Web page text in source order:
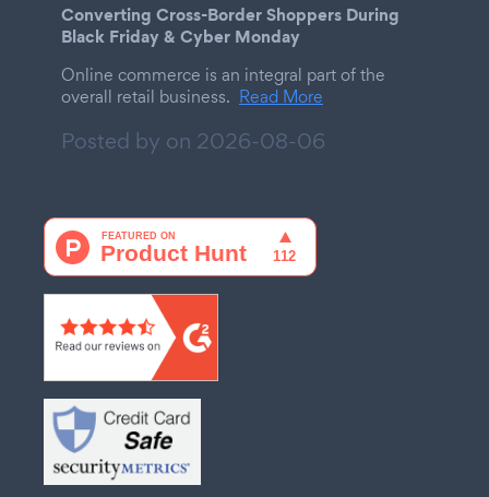
Converting Cross-Border Shoppers During
Black Friday & Cyber Monday
Online commerce is an integral part of the
overall retail business. Read More
Posted by on 2026-08-06